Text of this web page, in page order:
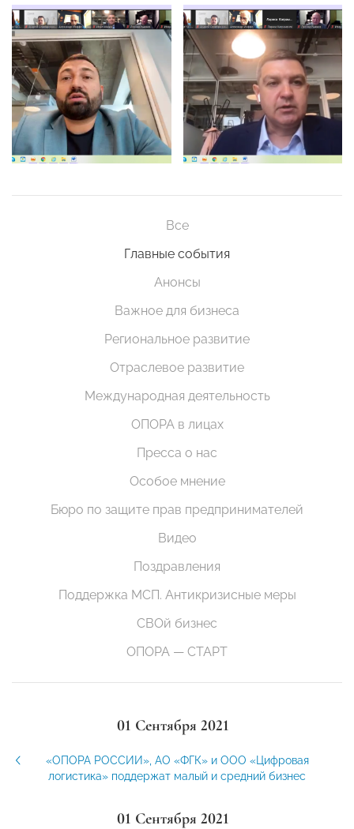
Все
Главные события
Анонсы
Важное для бизнеса
Региональное развитие
Отраслевое развитие
Международная деятельность
ОПОРА в лицах
Пресса о нас
Особое мнение
Бюро по защите прав предпринимателей
Видео
Поздравления
Поддержка МСП. Антикризисные меры
СВОй бизнес
ОПОРА — СТАРТ
01 Сентября 2021
«ОПОРА РОССИИ», АО «ФГК» и ООО «Цифровая
логистика» поддержат малый и средний бизнес
01 Сентября 2021